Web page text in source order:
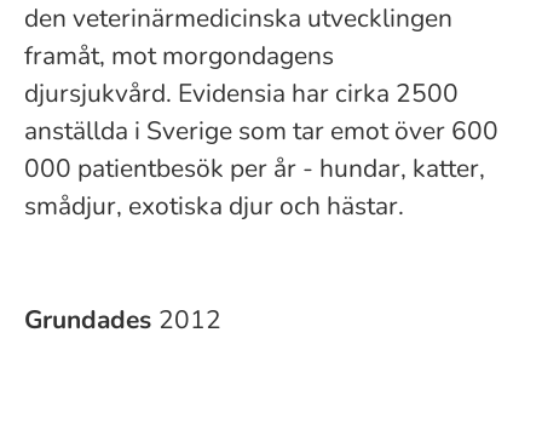
den veterinärmedicinska utvecklingen
framåt, mot morgondagens
djursjukvård. Evidensia har cirka 2500
anställda i Sverige som tar emot över 600
000 patientbesök per år - hundar, katter,
smådjur, exotiska djur och hästar.
Grundades 2012